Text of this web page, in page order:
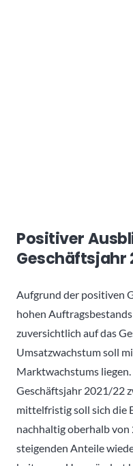
Positiver
Geschäftsjahr
Aufgrund der positiven
hohen
zuversichtlich auf das
Umsatzwachstum soll
Marktwachstums
Geschäftsjahr 2021/22
mittelfristig soll sich die
nachhaltig oberhalb von
steigenden Anteile